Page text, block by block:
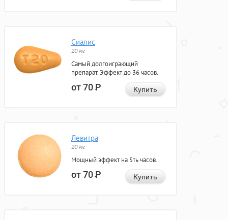
Сиалис
20 мг
Самый долгоиграющий
препарат. Эффект до 36 часов.
от 70Р Купить
Левитра
20 мг
Мощный эффект на 5ть часов.
от 70Р Купить